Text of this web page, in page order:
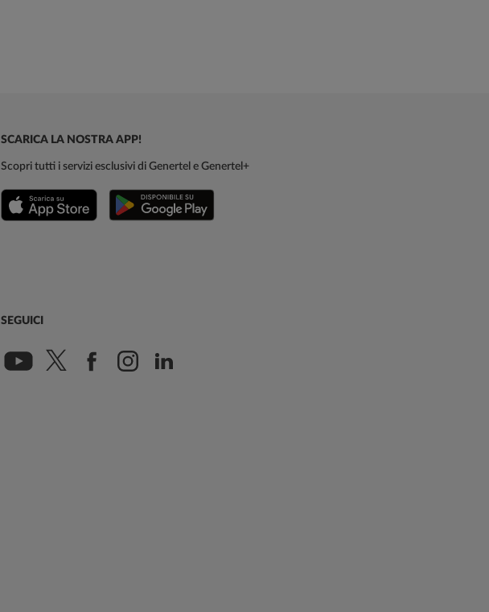
SCARICA LA NOSTRA APP!
Scopri tutti i servizi esclusivi di Genertel e Genertel+
SEGUICI